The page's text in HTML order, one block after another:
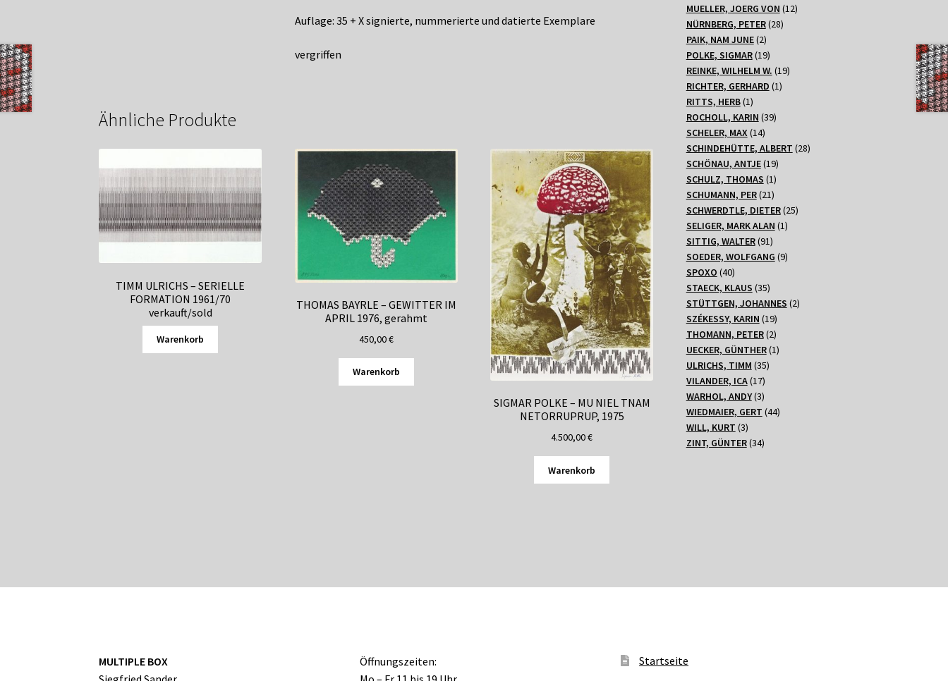
Auflage: 35 + X signierte, nummerierte und datierte Exemplare
vergriffen
Ähnliche Produkte
TIMM ULRICHS – SERIELLE
FORMATION 1961/70
verkauft/sold
Warenkorb
THOMAS BAYRLE – GEWITTER IM
APRIL 1976, gerahmt
450,00€
Warenkorb
SIGMAR POLKE – MU NIEL TNAM
NETORRUPRUP, 1975
4.500,00€
Warenkorb
Produkte
MUELLER, JOERG VON 1212
NÜRNBERG, PETER 2828
PAIK, NAM JUNE 22
Produkte
POLKE, SIGMAR 1919
Produkte
REINKE, WILHELM W. 1919
RICHTER, GERHARD 11
RITTS, HERB 11
Produkt
ROCHOLL, KARIN 3939
SCHELER, MAX 1414
Produkte
SCHINDEHÜTTE, ALBERT 2828
SCHÖNAU, ANTJE 1919
Produkte
SCHULZ, THOMAS 11
Produkt
SCHUMANN, PER 2121
Produkte
SCHWERDTLE, DIETER 2525
SELIGER, MARK ALAN 11
SITTIG, WALTER 9191
Produkte
SOEDER, WOLFGANG 99
SPOXO 4040
Produkte
STAECK, KLAUS 3535
Produkte
STÜTTGEN, JOHANNES 22
SZÉKESSY, KARIN 1919
Produkte
THOMANN, PETER 22
Produkte
UECKER, GÜNTHER 11
ULRICHS, TIMM 3535
VILANDER, ICA 1717
Produkte
WARHOL, ANDY 33
Produkte
WIEDMAIER, GERT 4444
WILL, KURT 33
Produkte
ZINT, GÜNTER 3434
MULTIPLE BOX
Öffnungszeiten:
Startseite